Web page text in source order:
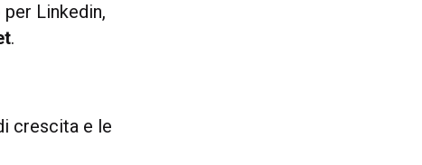
Linkedin,
.
crescita e le